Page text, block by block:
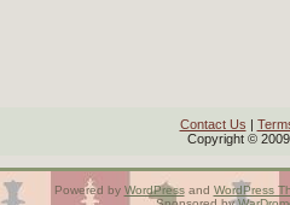
Contact Us |
Copyright ©
Powered by WordPressand WordPress